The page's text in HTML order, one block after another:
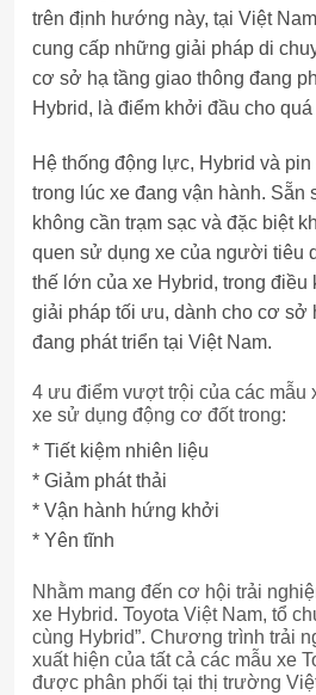
trên định hướng này, tại Việt
cung cấp những giải pháp di
cơ sở hạ tầng giao thông đang
Hybrid, là điểm khởi đầu cho quá
Hệ thống động lực, Hybrid và
trong lúc xe đang vận hành. Sẵn
không cần trạm sạc và đặc biệt
quen sử dụng xe của người tiêu
thế lớn của xe Hybrid, trong điều
giải pháp tối ưu, dành cho cơ sở
đang phát triển tại Việt Nam.
4 ưu điểm vượt trội của các mẫu
xe sử dụng động cơ đốt trong:
* Tiết kiệm nhiên liệu
* Giảm phát thải
* Vận hành hứng khởi
* Yên tĩnh
Nhằm mang đến cơ hội trải
xe Hybrid. Toyota Việt Nam, tổ
cùng Hybrid”. Chương trình trải
xuất hiện của tất cả các mẫu xe
được phân phối tại thị trường